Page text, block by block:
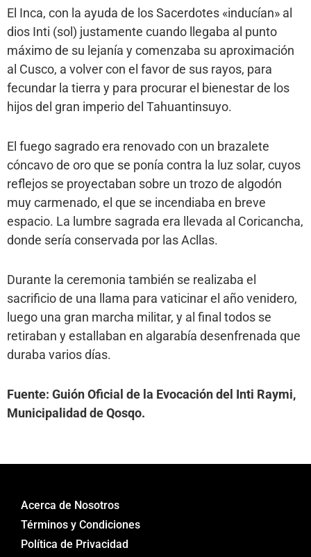
El Inca, con la ayuda de los Sacerdotes «inducían» al
dios Inti (sol) justamente cuando llegaba al punto
máximo de su lejanía y comenzaba su aproximación
al Cusco, a volver con el favor de sus rayos, para
fecundar la tierra y para procurar el bienestar de los
hijos del gran imperio del Tahuantinsuyo.
El fuego sagrado era renovado con un brazalete
cóncavo de oro que se ponía contra la luz solar, cuyos
reflejos se proyectaban sobre un trozo de algodón
muy carmenado, el que se incendiaba en breve
espacio. La lumbre sagrada era llevada al Coricancha,
donde sería conservada por las Acllas.
Durante la ceremonia también se realizaba el
sacrificio de una llama para vaticinar el año venidero,
luego una gran marcha militar, y al final todos se
retiraban y estallaban en algarabía desenfrenada que
duraba varios días.
Fuente: Guión Oficial de la Evocación del Inti Raymi,
Municipalidad de Qosqo.
Acerca de Nosotros
Términos y Condiciones
Política de Privacidad